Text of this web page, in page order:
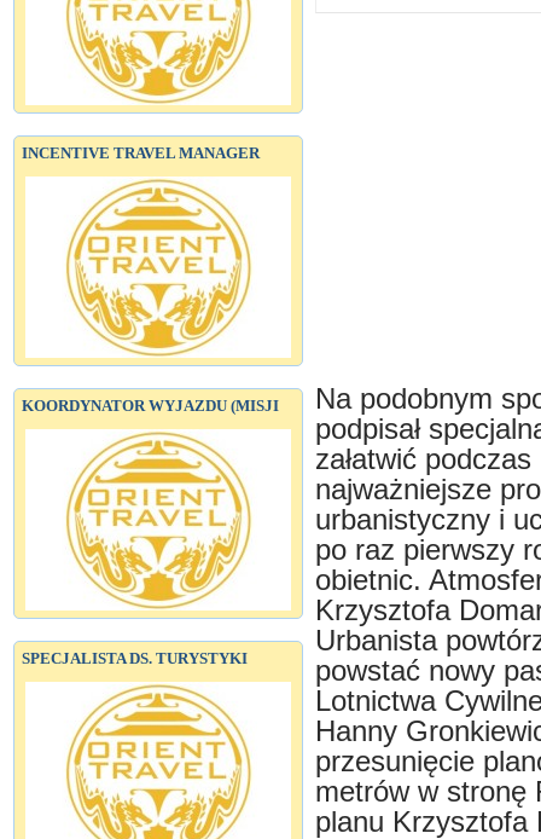
INCENTIVE TRAVEL MANAGER
KOORDYNATOR WYJAZDU (MISJI
SPECJALISTA DS. TURYSTYKI
Na podobnym
podpisał
załatwić
najważniejsze
urbanistyczny i
po raz pierwszy
obietnic.
Krzysztofa
Urbanista
powstać nowy
Lotnictwa
Hanny
przesunięcie
metrów w stronę
planu Krzysztofa